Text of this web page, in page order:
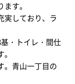
す。
実しており、ラ
・トイレ・間仕
。青山一丁目の